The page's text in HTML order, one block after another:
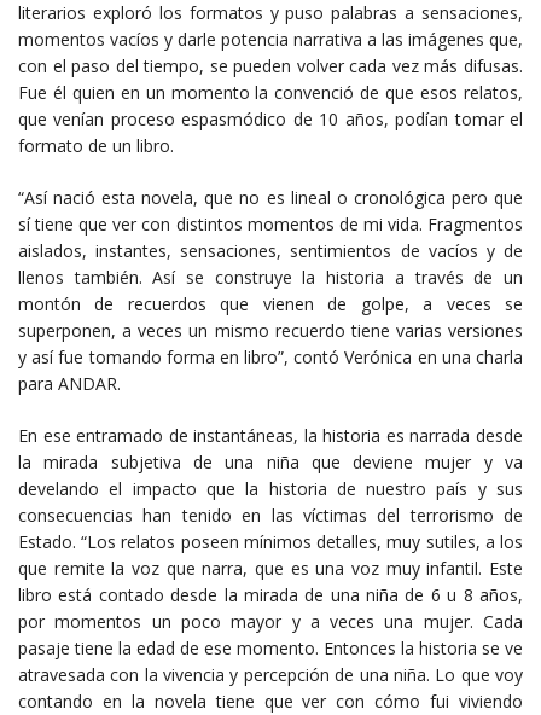
literarios exploró los formatos y puso palabras a sensaciones,
momentos vacíos y darle potencia narrativa a las imágenes que,
con el paso del tiempo, se pueden volver cada vez más difusas.
Fue él quien en un momento la convenció de que esos relatos,
que venían proceso espasmódico de 10 años, podían tomar el
formato de un libro.
“Así nació esta novela, que no es lineal o cronológica pero que
sí tiene que ver con distintos momentos de mi vida. Fragmentos
aislados, instantes, sensaciones, sentimientos de vacíos y de
llenos también. Así se construye la historia a través de un
montón de recuerdos que vienen de golpe, a veces se
superponen, a veces un mismo recuerdo tiene varias versiones
y así fue tomando forma en libro”, contó Verónica en una charla
para ANDAR.
En ese entramado de instantáneas, la historia es narrada desde
la mirada subjetiva de una niña que deviene mujer y va
develando el impacto que la historia de nuestro país y sus
consecuencias han tenido en las víctimas del terrorismo de
Estado. “Los relatos poseen mínimos detalles, muy sutiles, a los
que remite la voz que narra, que es una voz muy infantil. Este
libro está contado desde la mirada de una niña de 6 u 8 años,
por momentos un poco mayor y a veces una mujer. Cada
pasaje tiene la edad de ese momento. Entonces la historia se ve
atravesada con la vivencia y percepción de una niña. Lo que voy
contando en la novela tiene que ver con cómo fui viviendo